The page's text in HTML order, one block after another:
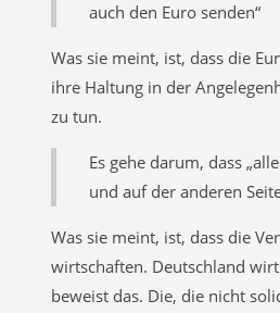
auch den Euro senden“
Was sie meint, ist, dass die
ihre Haltung in der
zu tun.
Es gehe darum, dass
und auf der anderen
Was sie meint, ist, dass die
wirtschaften. Deutschland
beweist das. Die, die nicht